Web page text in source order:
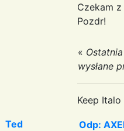
Czekam
Pozdr!
«
wysłane
Keep Italo
Ted
Odp: